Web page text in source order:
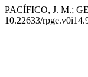
PACÍFICO, J. M.;
10.22633/